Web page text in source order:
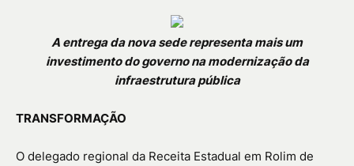
A entrega da nova sede representa mais um
investimento do governo na modernização da
infraestrutura pública
TRANSFORMAÇÃO
O delegado regional da Receita Estadual em Rolim de